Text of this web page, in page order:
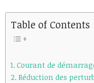
Table of Contents
Courant de
Réduction des